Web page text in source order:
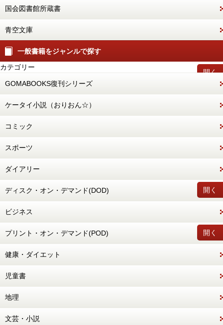
国会図書館所蔵書
青空文庫
一般書籍をジャンルで探す
開く
カテゴリー
GOMABOOKS復刊シリーズ
ケータイ小説（おりおん☆）
コミック
スポーツ
ダイアリー
開く
ディスク・オン・デマンド(DOD)
ビジネス
開く
プリント・オン・デマンド(POD)
健康・ダイエット
児童書
地理
文芸・小説